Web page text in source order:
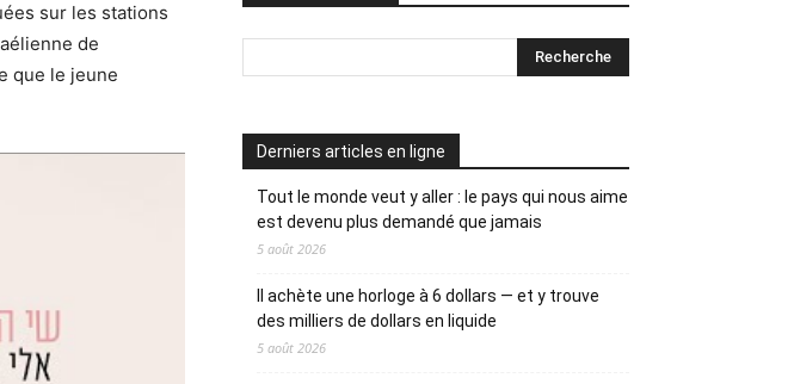
sur les stations
de
que le jeune
Derniers articles en ligne
Tout le monde veut y aller : le pays qui nous aime
est devenu plus demandé que jamais
5 août 2026
Il achète une horloge à 6 dollars — et y trouve
des milliers de dollars en liquide
5 août 2026